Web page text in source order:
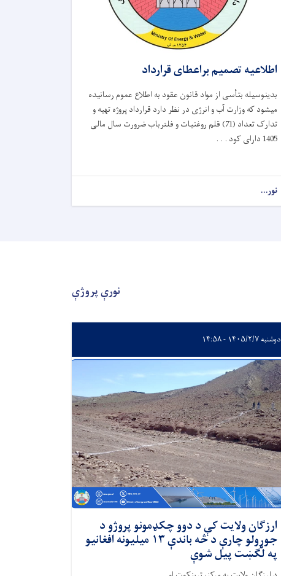
اطلاعیه تصمیم براعطای قرارداد
بدینوسیله بتأسی از مواد قانون عقود به اطلاع عموم رسانیده
میشود که وزارت آب و انرژی در نظر دارد قرارداد پروژه تهیه و
تدارک تعداد (71) قلم روغنیات و فلترباب ضرورت سال مالی
1405 دارای کود . . .
نور...
نورې پروژې
دوشنبه ۱۴۰۵/۲/۷ - ۱۴:۵۸
ارزګان ولایت کې د دوو چکډمونو پروژو د
جوړولو چارې د څه باندې ۱۳‌ میلیونه افغانیو
په لګښت پیل شوې